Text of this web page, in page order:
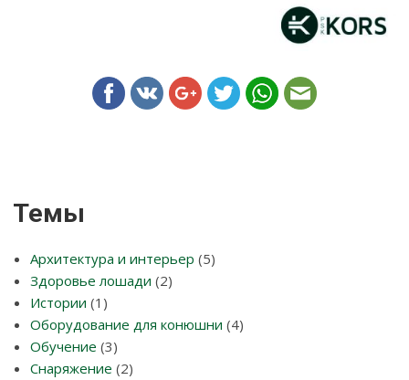
Темы
Архитектура и интерьер (5)
Здоровье лошади (2)
Истории (1)
Оборудование для конюшни (4)
Обучение (3)
Снаряжение (2)